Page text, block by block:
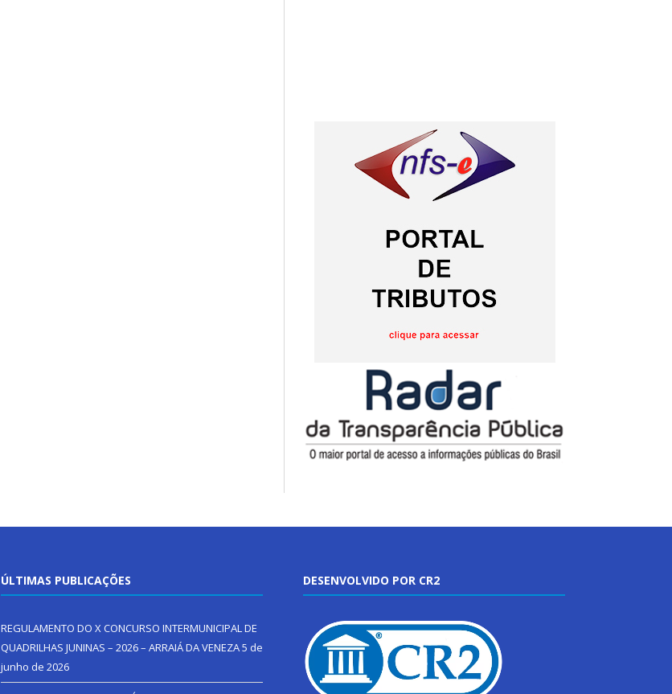
ÚLTIMAS PUBLICAÇÕES
REGULAMENTO DO X CONCURSO INTERMUNICIPAL DE
QUADRILHAS JUNINAS – 2026 – ARRAIÁ DA VENEZA5 de
junho de 2026
DESENVOLVIDO POR CR2